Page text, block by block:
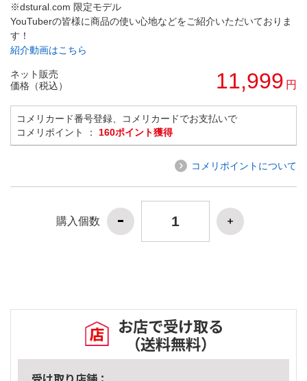
※dstural.com 限定モデル
YouTuberの皆様に商品の使い心地などをご紹介いただいておりま
す！
紹介動画はこちら
ネット販売
価格（税込）
11,999 円
コメリカード番号登録、コメリカードでお支払いで
コメリポイント ： 160ポイント獲得
コメリポイントについて
購入個数
お店で受け取る
（送料無料）